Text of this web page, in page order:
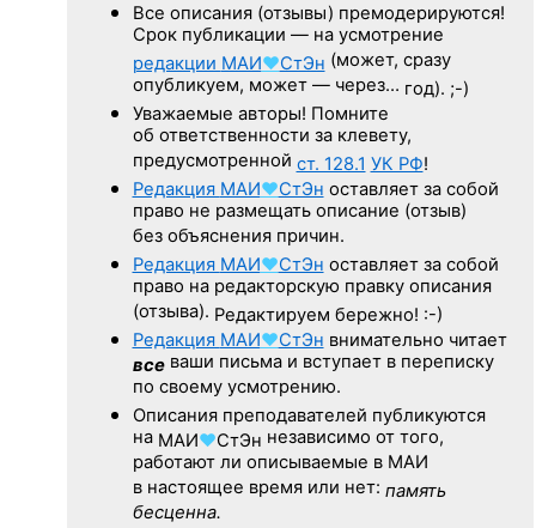
Все описания (отзывы) премодерируются!
Срок публикации — на усмотрение
редакции МАИ♥СтЭн (может, сразу
опубликуем, может — через… год). ;-)
Уважаемые авторы! Помните
об ответственности за клевету,
предусмотренной ст. 128.1 УК РФ!
Редакция МАИ♥СтЭн оставляет за собой
право не размещать описание (отзыв)
без объяснения причин.
Редакция МАИ♥СтЭн оставляет за собой
право на редакторскую правку описания
(отзыва). Редактируем бережно! :-)
Редакция МАИ♥СтЭн внимательно читает
всеваши письма и вступает в переписку
по своему усмотрению.
Описания преподавателей публикуются
на МАИ♥СтЭн независимо от того,
работают ли описываемые в МАИ
в настоящее время или нет: память
бесценна.